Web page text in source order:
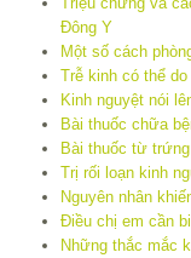
Đông Y
Một số cách
Trễ kinh có thể
Kinh nguyệt nói
Bài thuốc chữa
Bài thuốc từ
Trị rối loạn kinh
Nguyên nhân
Điều chị em cần
Những thắc mắc